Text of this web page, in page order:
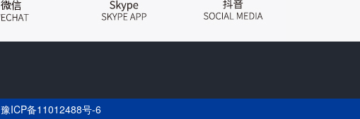
豫ICP备11012488号-6